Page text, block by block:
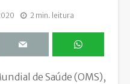
2 min. leitura
de Saúde (OMS),